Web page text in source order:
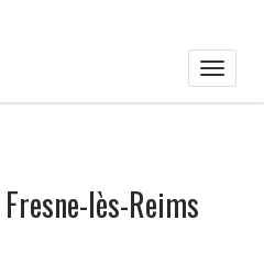
Toggle
lès-Reims